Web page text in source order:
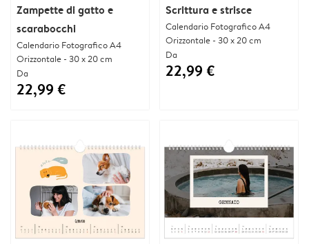
Zampette di gatto e
scarabocchi
Calendario Fotografico A4
Orizzontale - 30 x 20 cm
Da
22,99 €
Scrittura e strisce
Calendario Fotografico A4
Orizzontale - 30 x 20 cm
Da
22,99 €